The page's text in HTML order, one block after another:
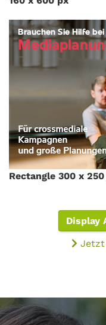
Rectangle 300 x
Display
Jetzt